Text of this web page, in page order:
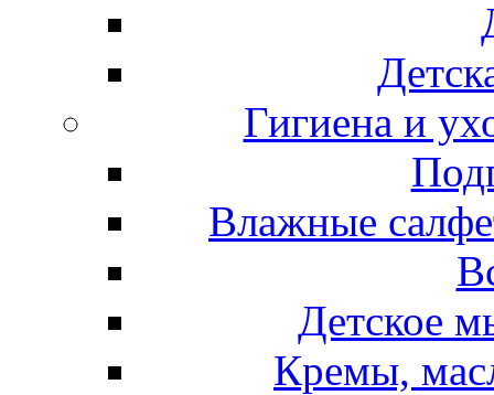
Гигиена и
Влажные
Детское
Кремы,